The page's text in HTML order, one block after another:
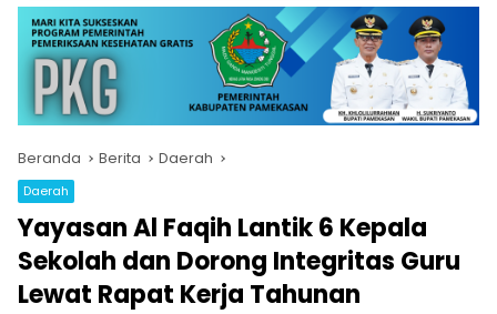
Beranda Berita Daerah
Daerah
Yayasan Al Faqih Lantik 6 Kepala
Sekolah dan Dorong Integritas Guru
Lewat Rapat Kerja Tahunan